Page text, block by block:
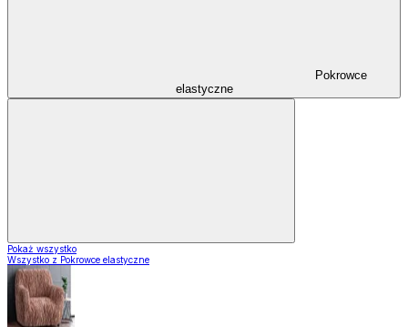
Pokrowce
elastyczne
Pokaż wszystko
Wszystko z Pokrowce elastyczne